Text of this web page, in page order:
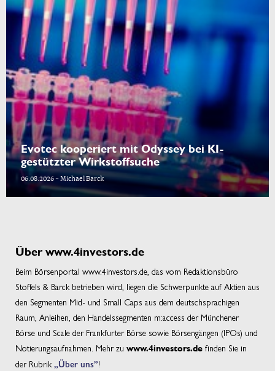
Evotec kooperiert mit Odyssey bei KI-
gestützter Wirkstoffsuche
06.08.2026 - Michael Barck
Über www.4investors.de
Beim Börsenportal www.4investors.de, das vom Redaktionsbüro
Stoffels & Barck betrieben wird, liegen die Schwerpunkte auf Aktien aus
den Segmenten Mid- und Small Caps aus dem deutschsprachigen
Raum, Anleihen, den Handelssegmenten m:access der Münchener
Börse und Scale der Frankfurter Börse sowie Börsengängen (IPOs) und
Notierungsaufnahmen. Mehr zu www.4investors.de finden Sie in
der Rubrik„Über uns”!